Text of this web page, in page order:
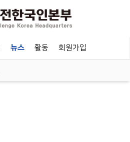
뉴스 활동 회원가입